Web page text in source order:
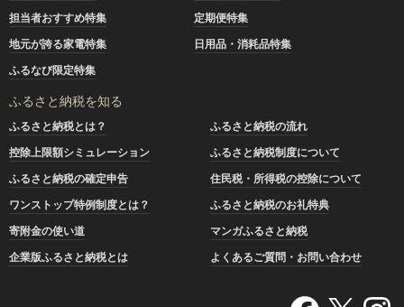
担当者おすすめ特集
定期便特集
地元が誇る家電特集
日用品・消耗品特集
ふるなび限定特集
ふるさと納税を知る
ふるさと納税とは？
ふるさと納税の流れ
控除上限額シミュレーション
ふるさと納税制度について
ふるさと納税の確定申告
住民税・所得税の控除について
ワンストップ特例制度とは？
ふるさと納税のお礼特典
寄附金の使い道
マンガふるさと納税
企業版ふるさと納税とは
よくあるご質問・お問い合わせ